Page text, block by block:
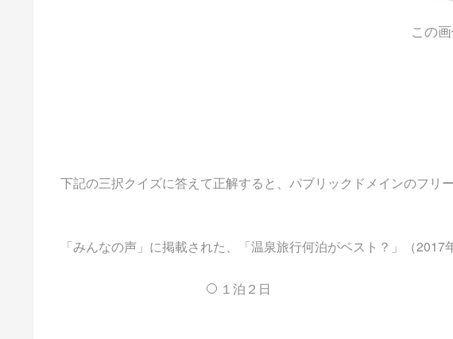
この
下記の三択クイズに答えて正解すると、パブリックドメインのフリ
「みんなの声」に掲載された、「温泉旅行何泊がベスト？」（
１泊２日